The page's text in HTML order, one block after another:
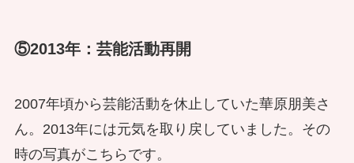
⑤2013年：芸能活動再開
2007年頃から芸能活動を休止していた華原朋美さ
ん。2013年には元気を取り戻していました。その
時の写真がこちらです。